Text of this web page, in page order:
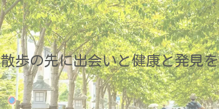
散歩の先に出会いと健康と発見を